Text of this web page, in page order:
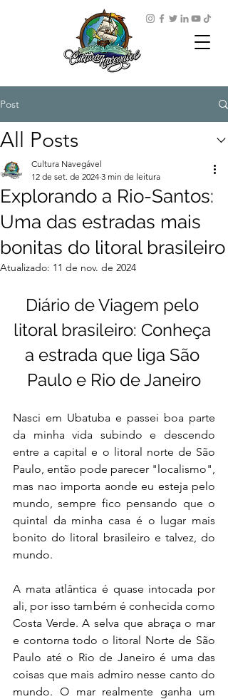
Post
All Posts
Explorando a Rio-Santos:
Uma das estradas mais
bonitas do litoral brasileiro
Cultura Navegável
12 de set. de 2024 3 min de leitura
Atualizado: 11 de nov. de 2024
Diário de Viagem pelo
litoral brasileiro: Conheça
a estrada que liga São
Paulo e Rio de Janeiro
Nasci em Ubatuba e passei boa parte
da minha vida subindo e descendo
entre a capital e o litoral norte de São
Paulo, então pode parecer "localismo",
mas nao importa aonde eu esteja pelo
mundo, sempre fico pensando que o
quintal da minha casa é o lugar mais
bonito do litoral brasileiro e talvez, do
mundo.
A mata atlântica é quase intocada por
ali, por isso também é conhecida como
Costa Verde. A selva que abraça o mar
e contorna todo o litoral Norte de São
Paulo até o Rio de Janeiro é uma das
coisas que mais admiro nesse canto do
mundo. O mar realmente ganha um